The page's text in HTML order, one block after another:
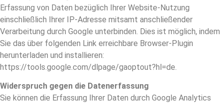
Erfassung von Daten bezüglich Ihrer Website-Nutzung
einschließlich Ihrer IP-Adresse mitsamt anschließender
Verarbeitung durch Google unterbinden. Dies ist möglich, indem
Sie das über folgenden Link erreichbare Browser-Plugin
herunterladen und installieren:
https://tools.google.com/dlpage/gaoptout?hl=de.
Widerspruch gegen die Datenerfassung
Sie können die Erfassung Ihrer Daten durch Google Analytics